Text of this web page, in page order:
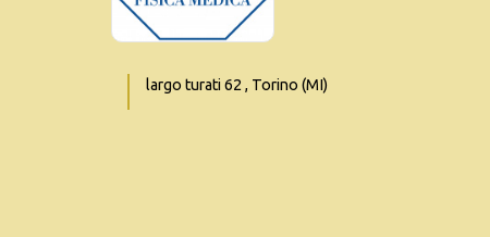
largo turati 62 , Torino (MI)